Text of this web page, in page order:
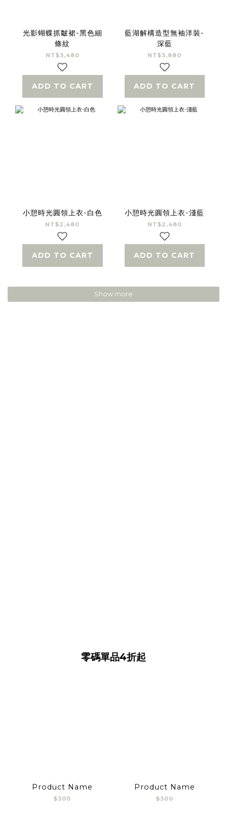
光影蝴蝶抓皺裙-黑色細
條紋
NT$3,480
ADD TO CART
藍湖解構造型無袖洋裝-
深藍
NT$3,880
ADD TO CART
小憩時光圓領上衣-白色
NT$2,480
ADD TO CART
小憩時光圓領上衣-淺藍
NT$2,480
ADD TO CART
Show more
零碼單品4折起
Product Name
$300
Product Name
$300